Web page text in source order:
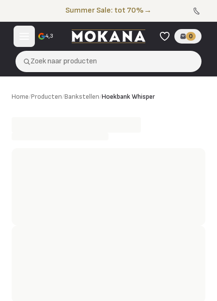
Summer Sale: tot 70% →
4,3 0
Zoek naar producten
Hoekbank Whisper
Home/Producten/Bankstellen/Hoekbank Whisper